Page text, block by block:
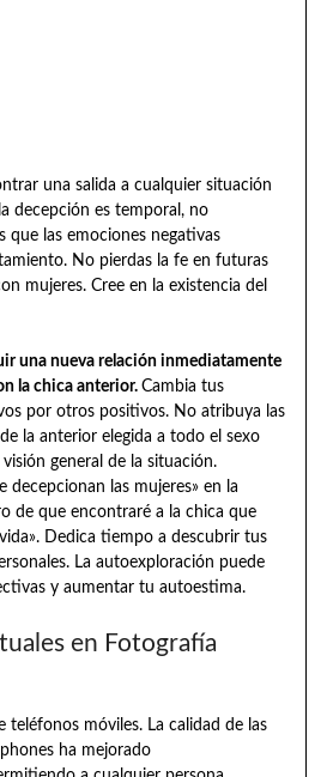
una salida a cualquier situación
decepción es temporal, no
que las emociones negativas
No pierdas la fe en futuras
mujeres. Cree en la existencia del
una nueva relación inmediatamente
la chica anterior. Cambia tus
por otros positivos. No atribuya las
la anterior elegida a todo el sexo
general de la situación.
decepcionan las mujeres» en la
de que encontraré a la chica que
Dedica tiempo a descubrir tus
La autoexploración puede
y aumentar tu autoestima.
en Fotografía
teléfonos móviles. La calidad de las
ha mejorado